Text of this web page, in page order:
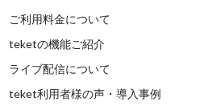
ご利用料金について
teketの機能ご紹介
ライブ配信について
teket利用者様の声・導入事例